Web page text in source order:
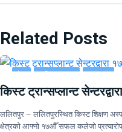
Related Posts
किस्ट ट्रान्सप्लान्ट
ललितपुर – ललितपुरस्थित किस्ट शिक्षण
क्षेत्रको आफ्नो १७औँ सफल कलेजो